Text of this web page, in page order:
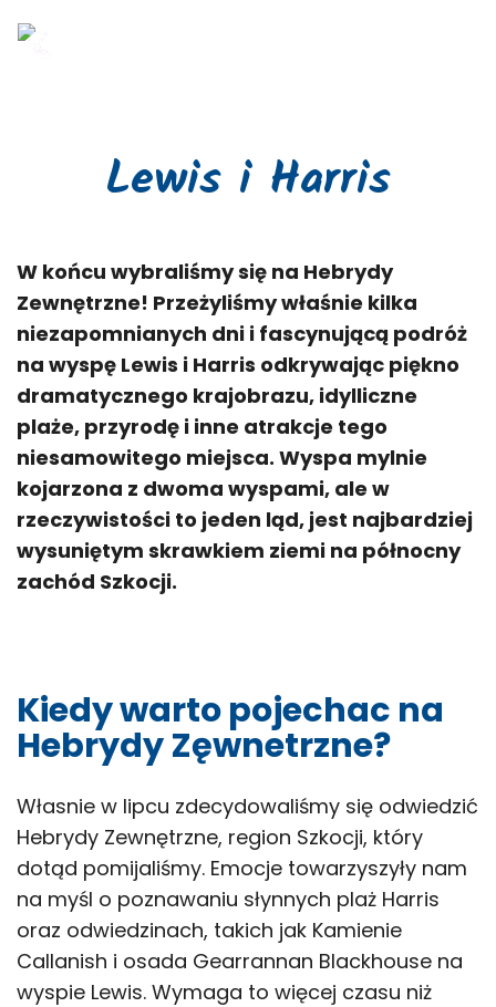
Lewis i Harris
W końcu wybraliśmy się na Hebrydy
Zewnętrzne! Przeżyliśmy właśnie kilka
niezapomnianych dni i fascynującą podróż
na wyspę Lewis i Harris odkrywając piękno
dramatycznego krajobrazu, idylliczne
plaże, przyrodę i inne atrakcje tego
niesamowitego miejsca. Wyspa mylnie
kojarzona z dwoma wyspami, ale w
rzeczywistości to jeden ląd, jest najbardziej
wysuniętym skrawkiem ziemi na północny
zachód Szkocji.
Kiedy warto pojechac na
Hebrydy Zęwnetrzne?
Własnie w lipcu zdecydowaliśmy się odwiedzić
Hebrydy Zewnętrzne, region Szkocji, który
dotąd pomijaliśmy. Emocje towarzyszyły nam
na myśl o poznawaniu słynnych plaż Harris
oraz odwiedzinach, takich jak Kamienie
Callanish i osada Gearrannan Blackhouse na
wyspie Lewis. Wymaga to więcej czasu niż